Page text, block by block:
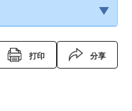
打印 分享